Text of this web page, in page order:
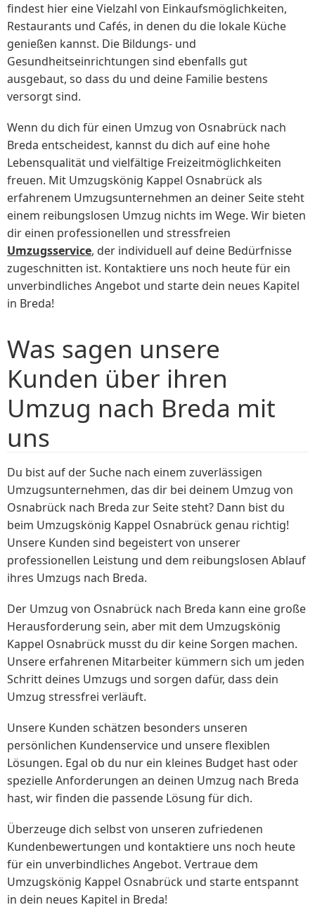
findest hier eine Vielzahl von Einkaufsmöglichkeiten,
Restaurants und Cafés, in denen du die lokale Küche
genießen kannst. Die Bildungs- und
Gesundheitseinrichtungen sind ebenfalls gut
ausgebaut, so dass du und deine Familie bestens
versorgt sind.
Wenn du dich für einen Umzug von Osnabrück nach
Breda entscheidest, kannst du dich auf eine hohe
Lebensqualität und vielfältige Freizeitmöglichkeiten
freuen. Mit Umzugskönig Kappel Osnabrück als
erfahrenem Umzugsunternehmen an deiner Seite steht
einem reibungslosen Umzug nichts im Wege. Wir bieten
dir einen professionellen und stressfreien
Umzugsservice, der individuell auf deine Bedürfnisse
zugeschnitten ist. Kontaktiere uns noch heute für ein
unverbindliches Angebot und starte dein neues Kapitel
in Breda!
Was sagen unsere
Kunden über ihren
Umzug nach Breda mit
uns
Du bist auf der Suche nach einem zuverlässigen
Umzugsunternehmen, das dir bei deinem Umzug von
Osnabrück nach Breda zur Seite steht? Dann bist du
beim Umzugskönig Kappel Osnabrück genau richtig!
Unsere Kunden sind begeistert von unserer
professionellen Leistung und dem reibungslosen Ablauf
ihres Umzugs nach Breda.
Der Umzug von Osnabrück nach Breda kann eine große
Herausforderung sein, aber mit dem Umzugskönig
Kappel Osnabrück musst du dir keine Sorgen machen.
Unsere erfahrenen Mitarbeiter kümmern sich um jeden
Schritt deines Umzugs und sorgen dafür, dass dein
Umzug stressfrei verläuft.
Unsere Kunden schätzen besonders unseren
persönlichen Kundenservice und unsere flexiblen
Lösungen. Egal ob du nur ein kleines Budget hast oder
spezielle Anforderungen an deinen Umzug nach Breda
hast, wir finden die passende Lösung für dich.
Überzeuge dich selbst von unseren zufriedenen
Kundenbewertungen und kontaktiere uns noch heute
für ein unverbindliches Angebot. Vertraue dem
Umzugskönig Kappel Osnabrück und starte entspannt
in dein neues Kapitel in Breda!